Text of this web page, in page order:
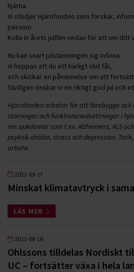
hjärna.
Vi stödjer Hjärnfonden som forskar,
passion.
Kolla in årets julfilm nedan för att om ditt
Nu kan snart julstämningen sig infinna.
Vi hoppas att du ett härligt slut får,
och skickar en påminnelse om att
Slutligen önskar vi en riktigt god jul och
Hjärnfonden arbetar för att förebygga och
störningar och funktionsnedsättningar i
om sjukdomar som t.ex. Alzheimers, ALS
psykisk ohälsa, stress och depression.
arbete.
2021-09-17
Minskat klimatavtryck i
LÄS MER
2021-08-18
Ohlssons tilldelas Nordiskt
UC – fortsätter växa i hela